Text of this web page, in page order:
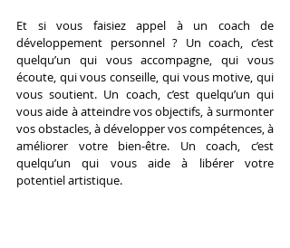
Et si vous faisiez appel à un coach de
développement personnel ? Un coach, c’est
quelqu’un qui vous accompagne, qui vous
écoute, qui vous conseille, qui vous motive, qui
vous soutient. Un coach, c’est quelqu’un qui
vous aide à atteindre vos objectifs, à surmonter
vos obstacles, à développer vos compétences, à
améliorer votre bien-être. Un coach, c’est
quelqu’un qui vous aide à libérer votre
potentiel artistique.